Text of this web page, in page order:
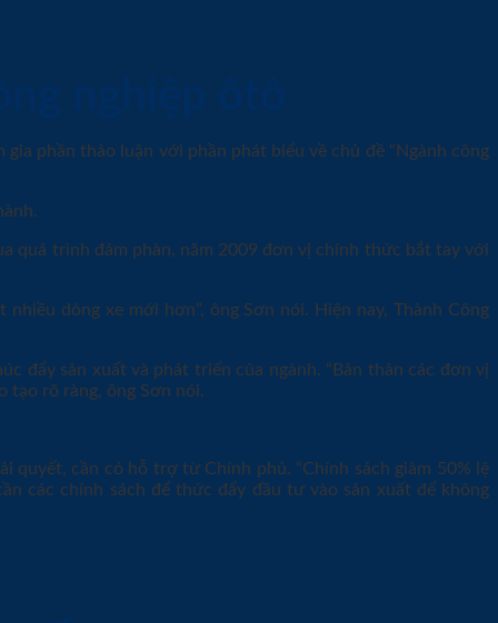
phần thảo luận với phần phát biểu về chủ đề “Ngành công
quá trình đám phàn, năm 2009 đơn vị chính thức bắt tay với
dòng xe mới hơn”, ông Sơn nói. Hiện nay, Thành Công
đẩy sản xuất và phát triển của ngành. “Bản thân các đơn vị
tạo rõ ràng, ông Sơn nói.
quyết, cần có hỗ trợ từ Chính phủ. “Chính sách giảm 50% lệ
các chính sách để thức đẩy đầu tư vào sản xuất để không